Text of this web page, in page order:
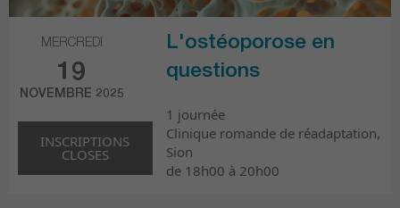
MERCREDI
19
NOVEMBRE 2025
INSCRIPTIONS
CLOSES
L'ostéoporose en
questions
1 journée
Clinique romande de réadaptation,
Sion
de 18h00 à 20h00